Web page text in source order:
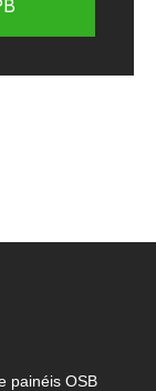
painéis OSB